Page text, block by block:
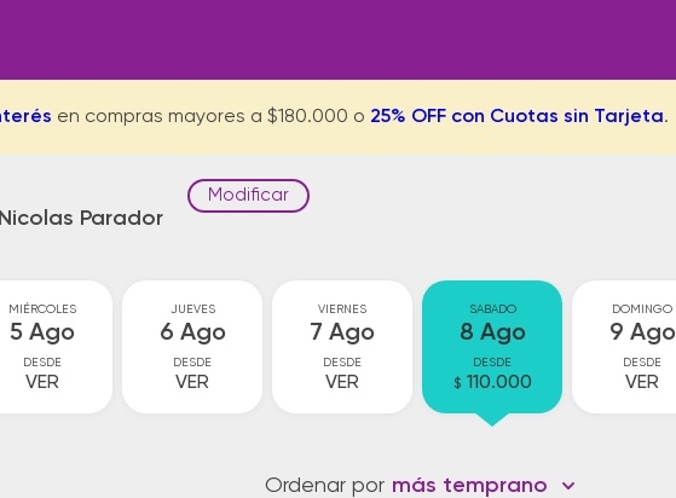
en compras mayores a $180.000 o 25% OFF con Cuotas sin Tarjeta.
Parador
Modificar
MIÉRCOLES
5 Ago
DESDE
VER
JUEVES
6 Ago
DESDE
VER
VIERNES
7 Ago
DESDE
VER
SABADO
8 Ago
DESDE
$ 110.000
DOMINGO
9 Ago
DESDE
VER
Ordenar por más temprano